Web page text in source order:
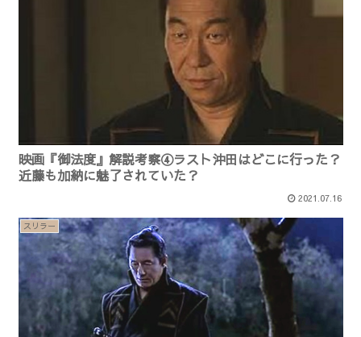
映画『御法度』解説考察④ラスト沖田はどこに行った？
近藤も加納に魅了されていた？
2021.07.16
スリラー